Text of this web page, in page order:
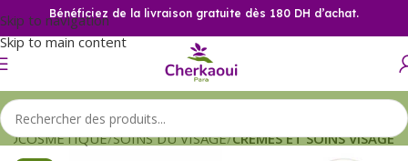
Skip to navigation
Skip to main content
Bénéficiez de la livraison gratuite dès 180 DH d’achat.
SOINS DU VISAGE CREMES ET SOINS VISAGE